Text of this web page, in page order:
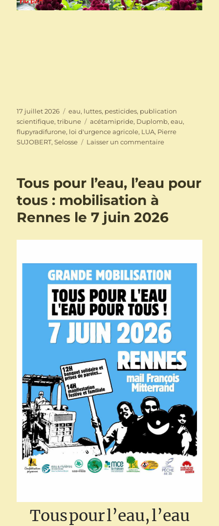
Publié
le
17 juillet 2026 Catégories
eau, luttes, pesticides, publication
scientifique,tribune Étiquettes
acétamipride, Duplomb,eau,
flupyradifurone, loi d'urgence agricole, LUA, Pierre
SUJOBERT,Selosse Laisser un commentairesur
Loi
Urgence
–
Duplomb
AGIR
Tous pour l’eau, l’eau pour
tous : mobilisation à
Rennes le 7 juin 2026
Touspourl’eau,l’eau